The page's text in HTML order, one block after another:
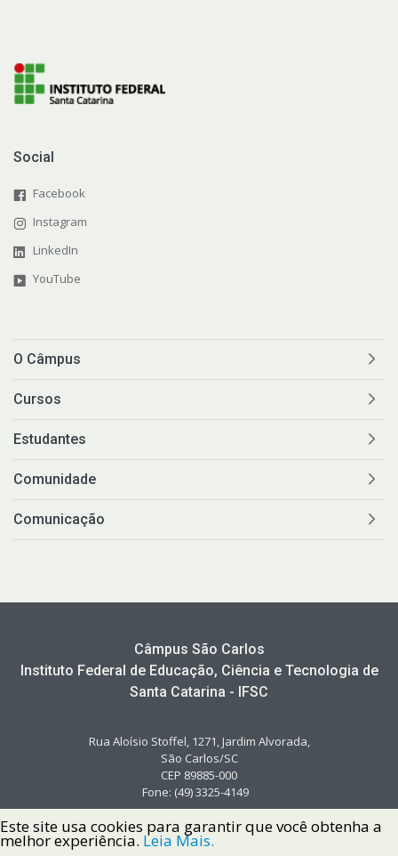
Social
Facebook
Instagram
LinkedIn
YouTube
O Câmpus
Cursos
Estudantes
Comunidade
Comunicação
Câmpus São Carlos
Instituto Federal de Educação, Ciência e Tecnologia de
Santa Catarina - IFSC
Rua Aloísio Stoffel, 1271, Jardim Alvorada,
São Carlos/SC
CEP 89885-000
Fone: (49) 3325-4149
Este site usa cookies para garantir que você obtenha a
melhor experiência. Leia Mais.